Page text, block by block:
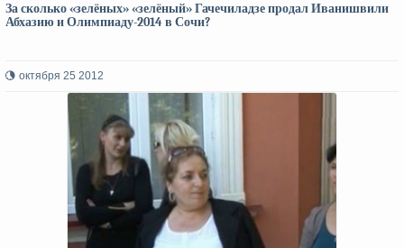
За сколько «зелёных» «зелёный» Гачечиладзе продал Иванишвили
Абхазию и Олимпиаду-2014 в Сочи?
октября 25 2012